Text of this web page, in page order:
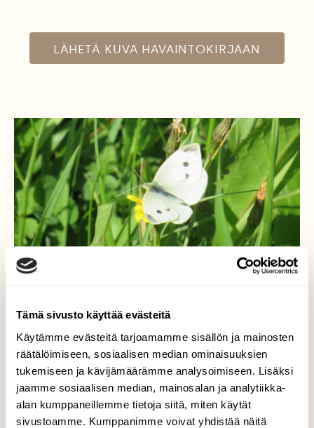
Tämä sivusto käyttää evästeitä
Käytämme evästeitä tarjoamamme sisällön ja mainosten
räätälöimiseen, sosiaalisen median ominaisuuksien
tukemiseen ja kävijämäärämme analysoimiseen. Lisäksi
jaamme sosiaalisen median, mainosalan ja analytiikka-
alan kumppaneillemme tietoja siitä, miten käytät
sivustoamme. Kumppanimme voivat yhdistää näitä
LÄHETÄ KUVA HAVAINTOKIRJAAN
Kaaliperhonen
Muutama kaaliperhonen lenteli vielä
viimeisten kukkivien kasvien ympärillä
puiston laidalla.